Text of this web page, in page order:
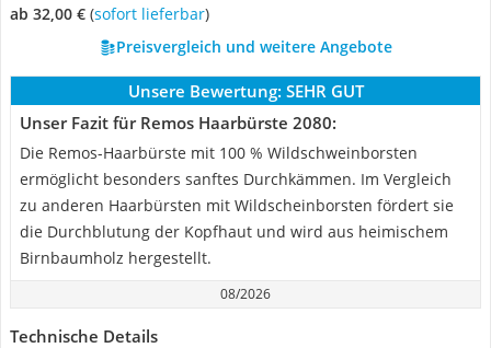
ab 32,00 € ( Sofort lieferbar)
Preisvergleich und weitere Angebote
Unsere Bewertung: SEHR GUT
Unser Fazit für Remos Haarbürste 2080:
Die Remos-Haarbürste mit 100 % Wildschweinborsten
ermöglicht besonders sanftes Durchkämmen. Im Vergleich
zu anderen Haarbürsten mit Wildscheinborsten fördert sie
die Durchblutung der Kopfhaut und wird aus heimischem
Birnbaumholz hergestellt.
08/2026
Technische Details